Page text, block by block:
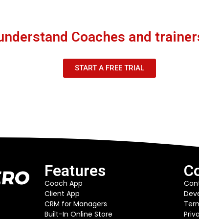
Coaches and
START A FREE TRIAL
Features
Coach App
Client App
CRM for Managers
Built-In Online Store